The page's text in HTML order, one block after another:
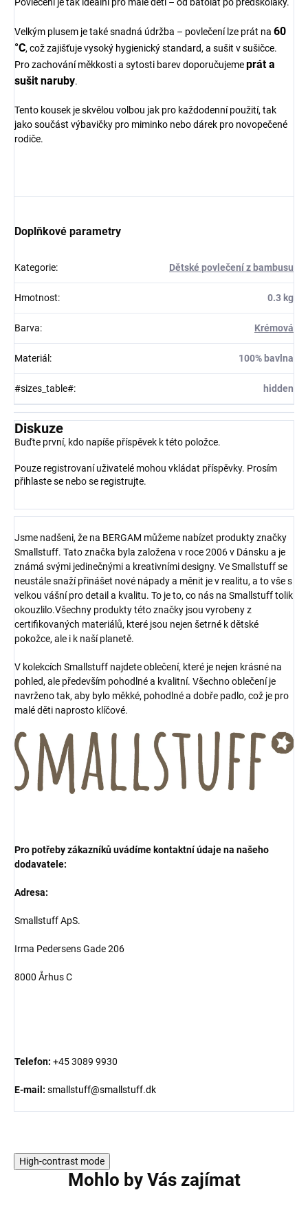
Povlečení je tak ideální pro malé děti – od batolat po předškoláky.
Velkým plusem je také snadná údržba – povlečení lze prát na 60
°C, což zajišťuje vysoký hygienický standard, a sušit v sušičce.
Pro zachování měkkosti a sytosti barev doporučujemeprát a
sušit naruby.
Tento kousek je skvělou volbou jak pro každodenní použití, tak
jako součást výbavičky pro miminko nebo dárek pro novopečené
rodiče.
Doplňkové parametry
Kategorie: Dětské povlečení z bambusu
Hmotnost: 0.3 kg
Barva: Krémová
Materiál : 100% bavlna
#sizes_table#: hidden
Diskuze
Buďte první, kdo napíše příspěvek k této položce.
Pouze registrovaní uživatelé mohou vkládat příspěvky. Prosím
přihlaste se nebo se registrujte.
Jsme nadšeni, že na BERGAM můžeme nabízet produkty značky
Smallstuff. Tato značka byla založena v roce 2006 v Dánsku a je
známá svými jedinečnými a kreativními designy. Ve Smallstuff se
neustále snaží přinášet nové nápady a měnit je v realitu, a to vše s
velkou vášní pro detail a kvalitu. To je to, co nás na Smallstuff tolik
okouzlilo.Všechny produkty této značky jsou vyrobeny z
certifikovaných materiálů, které jsou nejen šetrné k dětské
pokožce, ale i k naší planetě.
V kolekcích Smallstuff najdete oblečení, které je nejen krásné na
pohled, ale především pohodlné a kvalitní. Všechno oblečení je
navrženo tak, aby bylo měkké, pohodlné a dobře padlo, což je pro
malé děti naprosto klíčové.
Pro potřeby zákazníků uvádíme kontaktní údaje na našeho
dodavatele:
Adresa:
Smallstuff ApS.
Irma Pedersens Gade 206
8000 Århus C
Telefon: +45 3089 9930
E-mail: smallstuff@smallstuff.dk
High-contrast mode
Mohlo by Vás zajímat